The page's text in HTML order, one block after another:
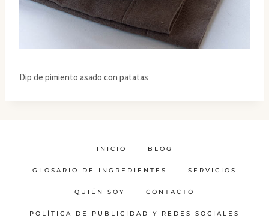
Dip de pimiento asado con patatas
INICIO BLOG
GLOSARIO DE INGREDIENTES SERVICIOS
QUIÉN SOY CONTACTO
POLÍTICA DE PUBLICIDAD Y REDES SOCIALES